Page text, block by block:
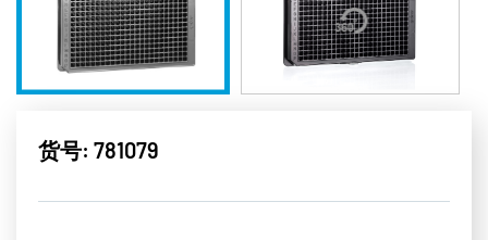
货号: 781079